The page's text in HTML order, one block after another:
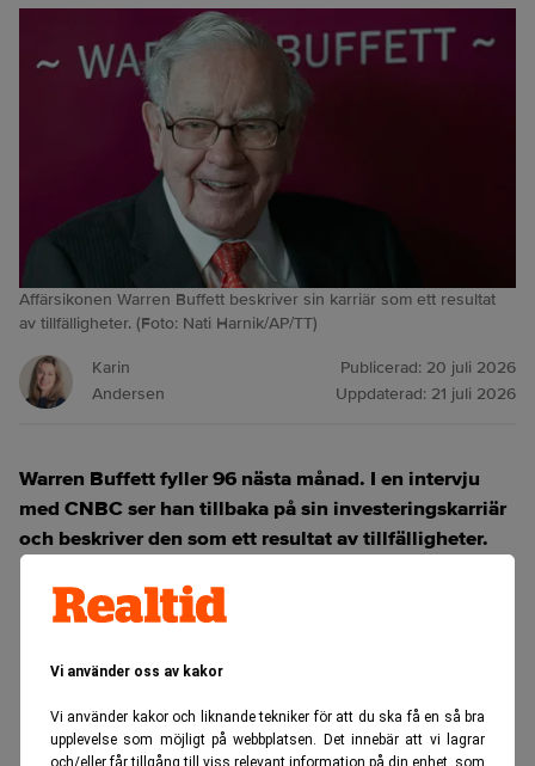
Vi använder oss av kakor
Vi använder kakor och liknande tekniker för att du ska få en så bra
upplevelse som möjligt på webbplatsen. Det innebär att vi lagrar
och/eller får tillgång till viss relevant information på din enhet, som
Affärsikonen Warren Buffett beskriver sin karriär som ett resultat
av tillfälligheter. (Foto: Nati Harnik/AP/TT)
Karin
Andersen
Publicerad: 20 juli 2026
Uppdaterad: 21 juli 2026
Warren Buffett fyller 96 nästa månad. I en intervju
med CNBC ser han tillbaka på sin investeringskarriär
och beskriver den som ett resultat av tillfälligheter.